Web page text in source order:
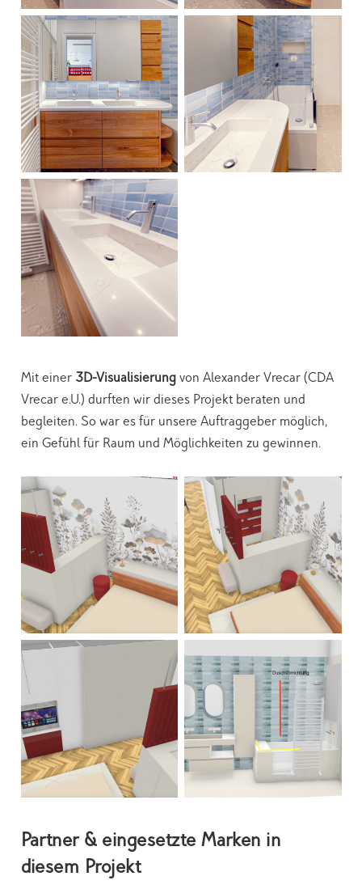
Mit einer 3D-Visualisierungvon Alexander Vrecar (CDA
Vrecar e.U.) durften wir dieses Projekt beraten und
begleiten. So war es für unsere Auftraggeber möglich,
ein Gefühl für Raum und Möglichkeiten zu gewinnen.
Partner & eingesetzte Marken in
diesem Projekt